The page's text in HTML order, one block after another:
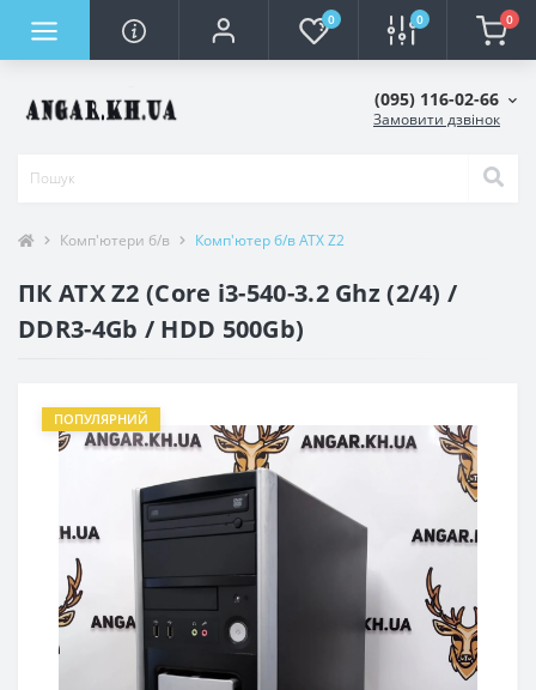
0 0 0
(095) 116-02-66
Замовити дзвінок
Комп'ютери б/в Комп'ютер б/в ATX Z2
ПК ATX Z2 (Core i3-540-3.2 Ghz (2/4) /
DDR3-4Gb / HDD 500Gb)
ПОПУЛЯРНИЙ